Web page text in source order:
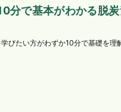
分で基本がわかる脱
びたい方がわずか10分で基礎を理